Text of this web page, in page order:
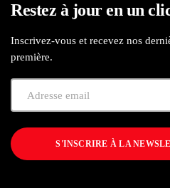
Restez à jour en un
Inscrivez-vous et recevez nos
première.
S'INSCRIRE À LA